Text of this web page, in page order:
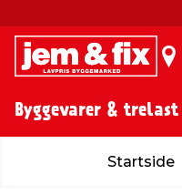
Byggevarer & trelast
Maling
Startside